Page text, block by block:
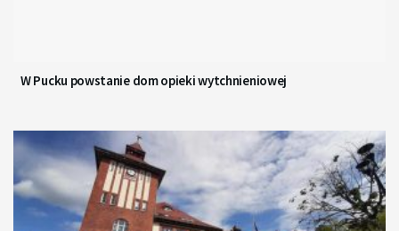
W Pucku powstanie dom opieki wytchnieniowej